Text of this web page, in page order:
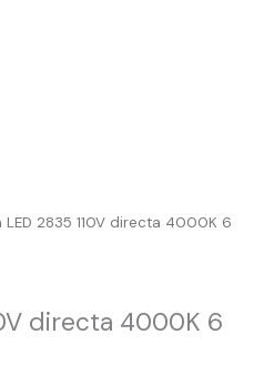
LED 2835 110V directa 4000K 6
directa 4000K 6